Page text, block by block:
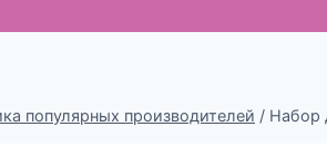
популярных производителей / Набор